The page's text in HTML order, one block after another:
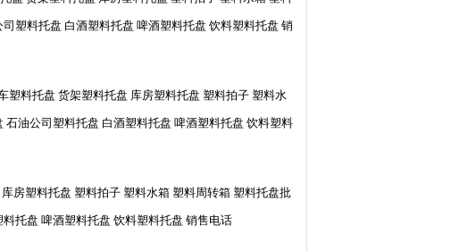
塑料托盘 白酒塑料托盘 啤酒塑料托盘 饮料塑料托盘 销
塑料托盘 货架塑料托盘 库房塑料托盘 塑料拍子 塑料水
油公司塑料托盘 白酒塑料托盘 啤酒塑料托盘 饮料塑料
房塑料托盘 塑料拍子 塑料水箱 塑料周转箱 塑料托盘批
托盘 啤酒塑料托盘 饮料塑料托盘 销售电话